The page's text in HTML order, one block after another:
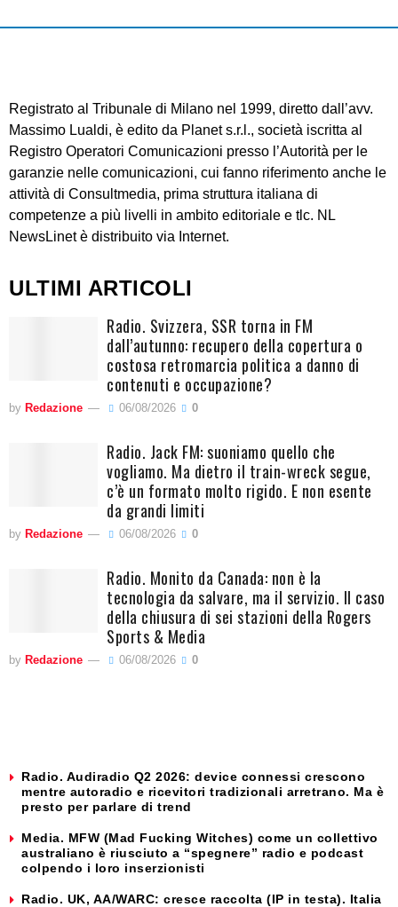
Registrato al Tribunale di Milano nel 1999, diretto dall’avv.
Massimo Lualdi, è edito da Planet s.r.l., società iscritta al
Registro Operatori Comunicazioni presso l’Autorità per le
garanzie nelle comunicazioni, cui fanno riferimento anche le
attività di Consultmedia, prima struttura italiana di
competenze a più livelli in ambito editoriale e tlc. NL
NewsLinet è distribuito via Internet.
ULTIMI ARTICOLI
Radio. Svizzera, SSR torna in FM
dall’autunno: recupero della copertura o
costosa retromarcia politica a danno di
contenuti e occupazione?
by Redazione 06/08/2026 0
Radio. Jack FM: suoniamo quello che
vogliamo. Ma dietro il train-wreck segue,
c’è un formato molto rigido. E non esente
da grandi limiti
by Redazione 06/08/2026 0
Radio. Monito da Canada: non è la
tecnologia da salvare, ma il servizio. Il caso
della chiusura di sei stazioni della Rogers
Sports & Media
by Redazione 06/08/2026 0
Radio. Audiradio Q2 2026: device connessi crescono
mentre autoradio e ricevitori tradizionali arretrano. Ma è
presto per parlare di trend
Media. MFW (Mad Fucking Witches) come un collettivo
australiano è riusciuto a “spegnere” radio e podcast
colpendo i loro inserzionisti
Radio. UK, AA/WARC: cresce raccolta (IP in testa). Italia